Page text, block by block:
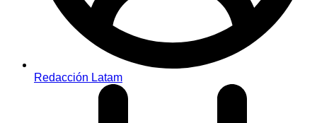
Redacción Latam